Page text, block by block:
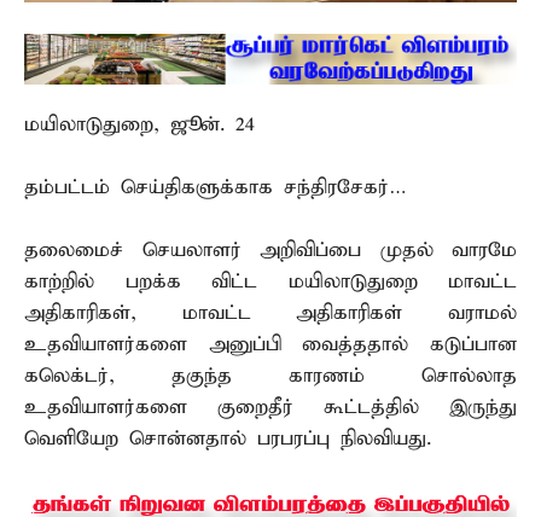
மயிலாடுதுறை, ஜூன். 24 –
தம்பட்டம் செய்திகளுக்காக சந்திரசேகர்…
தலைமைச் செயலாளர் அறிவிப்பை முதல் வாரமே
காற்றில் பறக்க விட்ட மயிலாடுதுறை மாவட்ட
அதிகாரிகள், மாவட்ட அதிகாரிகள் வராமல்
உதவியாளர்களை அனுப்பி வைத்ததால் கடுப்பான
கலெக்டர், தகுந்த காரணம் சொல்லாத
உதவியாளர்களை குறைதீர் கூட்டத்தில் இருந்து
வெளியேற சொன்னதால் பரபரப்பு நிலவியது.